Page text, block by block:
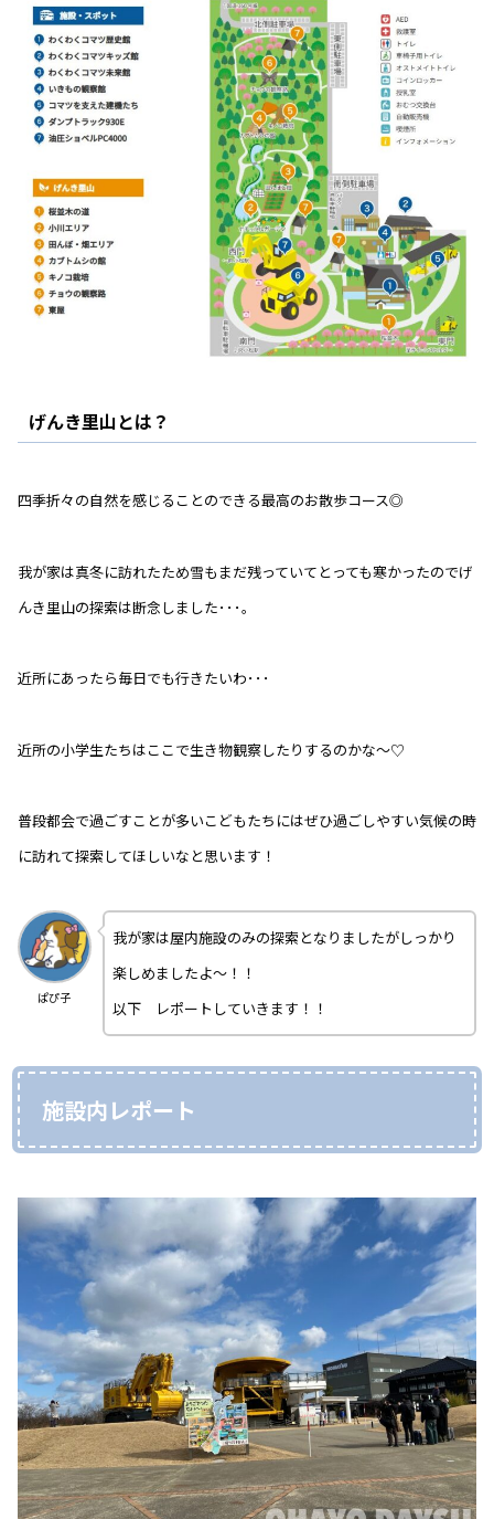
げんき里山とは？
四季折々の自然を感じることのできる最高のお散歩コース◎
我が家は真冬に訪れたため雪もまだ残っていてとっても寒かったのでげ
んき里山の探索は断念しました･･･。
近所にあったら毎日でも行きたいわ･･･
近所の小学生たちはここで生き物観察したりするのかな～♡
普段都会で過ごすことが多いこどもたちにはぜひ過ごしやすい気候の時
に訪れて探索してほしいなと思います！
ぱぴ子
我が家は屋内施設のみの探索となりましたがしっかり
楽しめましたよ～！！
以下 レポートしていきます！！
施設内レポート